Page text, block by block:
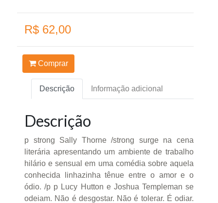
R$ 62,00
Comprar
Descrição Informação adicional
Descrição
p strong Sally Thorne /strong surge na cena
literária apresentando um ambiente de trabalho
hilário e sensual em uma comédia sobre aquela
conhecida linhazinha tênue entre o amor e o
ódio. /p p Lucy Hutton e Joshua Templeman se
odeiam. Não é desgostar. Não é tolerar. É odiar.